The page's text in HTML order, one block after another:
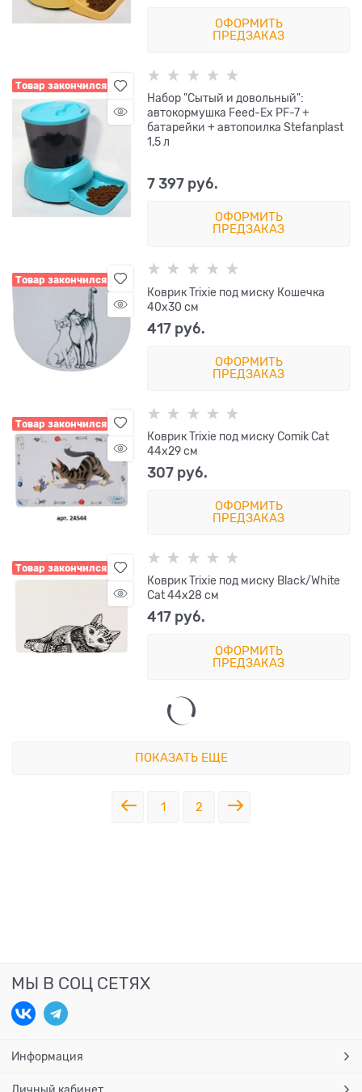
ОФОРМИТЬ
ПРЕДЗАКАЗ
Товар закончился
Набор "Сытый и довольный":
автокормушка Feed-Ex PF-7 +
батарейки + автопоилка Stefanplast
1,5 л
7 397 руб.
ОФОРМИТЬ
ПРЕДЗАКАЗ
Товар закончился
Коврик Trixie под миску Кошечка
40х30 см
417 руб.
ОФОРМИТЬ
ПРЕДЗАКАЗ
Товар закончился
Коврик Trixie под миску Comik Cat
44x29 см
307 руб.
ОФОРМИТЬ
ПРЕДЗАКАЗ
Товар закончился
Коврик Trixie под миску Black/White
Cat 44x28 см
417 руб.
ОФОРМИТЬ
ПРЕДЗАКАЗ
ПОКАЗАТЬ ЕЩЕ
1 2
МЫ В СОЦ СЕТЯХ
Информация
Личный кабинет